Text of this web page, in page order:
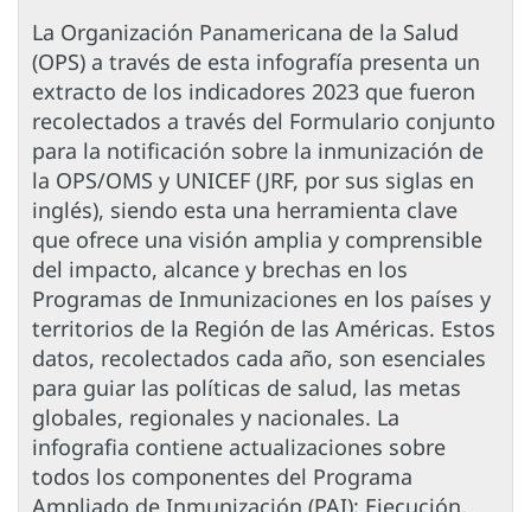
La Organización Panamericana de la Salud
(OPS) a través de esta infografía presenta un
extracto de los indicadores 2023 que fueron
recolectados a través del Formulario conjunto
para la notificación sobre la inmunización de
la OPS/OMS y UNICEF (JRF, por sus siglas en
inglés), siendo esta una herramienta clave
que ofrece una visión amplia y comprensible
del impacto, alcance y brechas en los
Programas de Inmunizaciones en los países y
territorios de la Región de las Américas. Estos
datos, recolectados cada año, son esenciales
para guiar las políticas de salud, las metas
globales, regionales y nacionales. La
infografia contiene actualizaciones sobre
todos los componentes del Programa